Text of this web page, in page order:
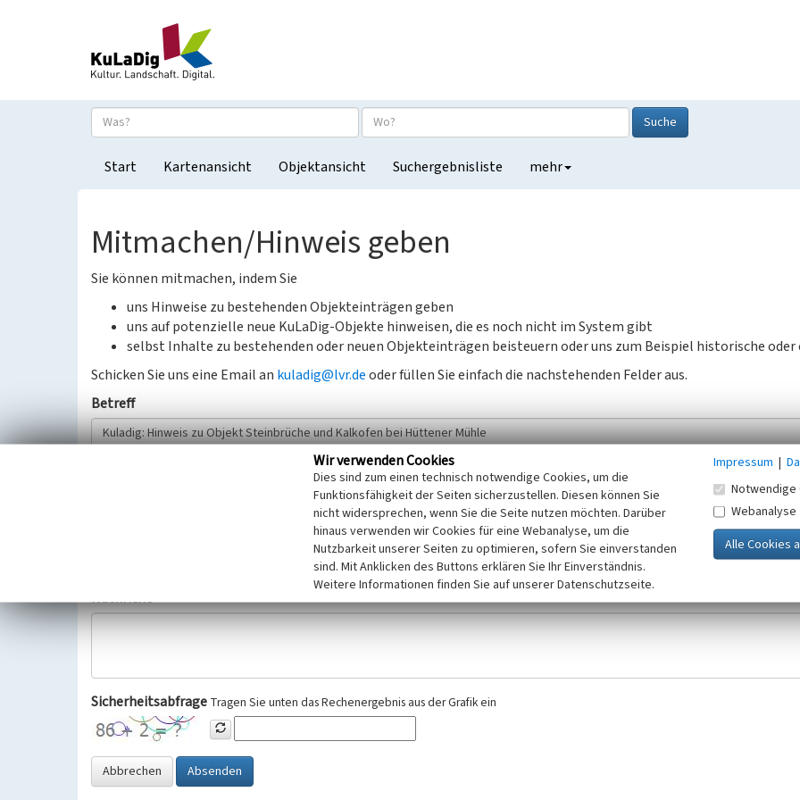
Suche
Start Kartenansicht Objektansicht Suchergebnisliste mehr
Mitmachen/Hinweis geben
Sie können mitmachen, indem Sie
uns Hinweise zu bestehenden Objekteinträgen geben
uns auf potenzielle neue KuLaDig-Objekte hinweisen, die es noch nicht im System gibt
selbst Inhalte zu bestehenden oder neuen Objekteinträgen beisteuern oder uns zum Beispiel historische oder
Schicken Sie uns eine Email an kuladig@lvr.deoder füllen Sie einfach die nachstehenden Felder aus.
Betreff
Wir bitten Sie um freiwillige Angabe Ihres Namens und Ihrer E-Mail-Adresse. Ihre Angaben werden ausschließlich im Rahmen der KuLaDig-
Selbstverständlich werden diese entsprechend der Vorschriften des Telemediengesetzes, des Datenschutzgesetzes NRW und der seit
Datenschutzgrundverordnung (EU-DSGVO) vertraulich behandelt, beachten Sie bitte unsere Hinweise zumDatenschutz
Nachricht
Sicherheitsabfrage Tragen Sie unten das Rechenergebnis aus der Grafik ein
Abbrechen Absenden
Wir verwenden Cookies
Dies sind zum einen technisch notwendige Cookies, um die
Funktionsfähigkeit der Seiten sicherzustellen. Diesen können Sie
nicht widersprechen, wenn Sie die Seite nutzen möchten. Darüber
hinaus verwenden wir Cookies für eine Webanalyse, um die
Nutzbarkeit unserer Seiten zu optimieren, sofern Sie einverstanden
sind. Mit Anklicken des Buttons erklären Sie Ihr Einverständnis.
Weitere Informationen finden Sie auf unserer Datenschutzseite.
Impressum |
Notwendige
Webanalyse